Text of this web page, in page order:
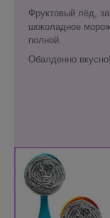
Фруктовый лёд,
шоколадное
полной.
Обалденно вкусно!
И это